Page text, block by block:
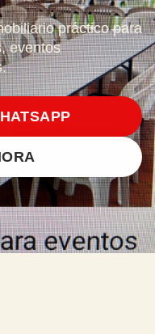
práctico para
eventos